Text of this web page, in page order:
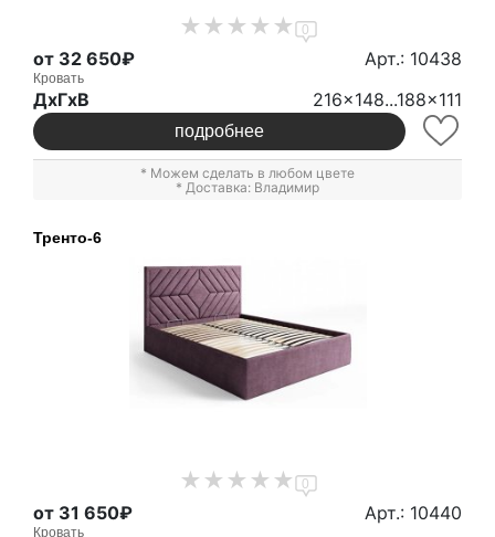
0
от 32 650₽ Арт.: 10438
Кровать
ДxГxВ 216x148...188x111
подробнее
* Можем сделать в любом цвете
* Доставка: Владимир
Тренто-6
0
от 31 650₽ Арт.: 10440
Кровать